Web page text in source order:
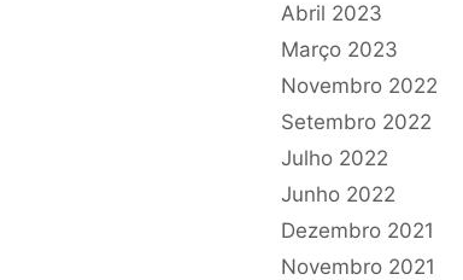
Abril 2023
Março 2023
Novembro 2022
Setembro 2022
Julho 2022
Junho 2022
Dezembro 2021
Novembro 2021